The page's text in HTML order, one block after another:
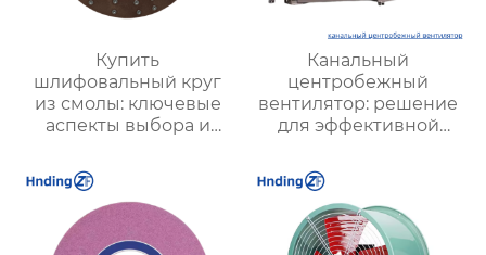
Купить
шлифовальный круг
из смолы: ключевые
аспекты выбора и
Канальный
центробежный
вентилятор: решение
для эффективной